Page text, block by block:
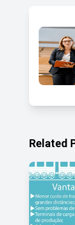
Related